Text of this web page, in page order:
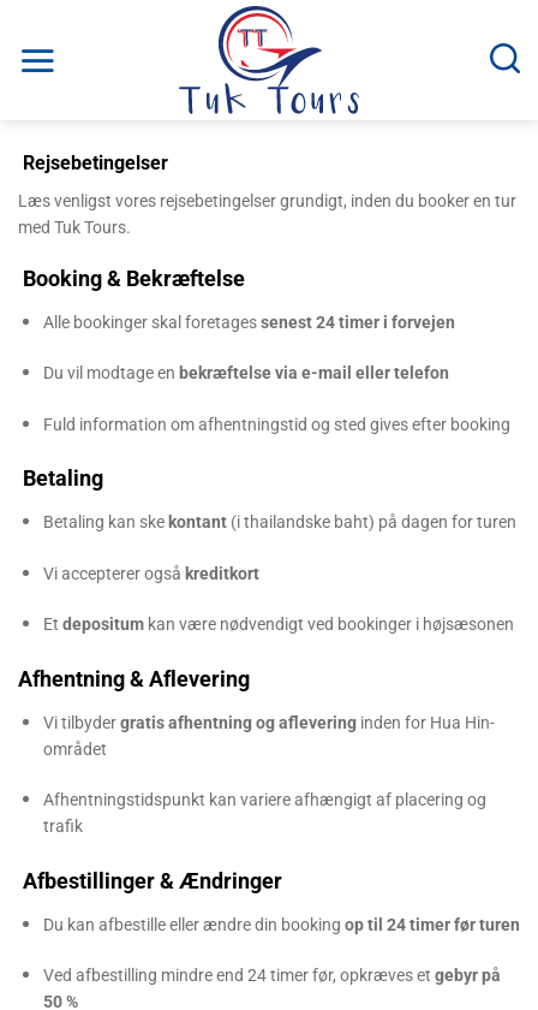
indhold
Rejsebetingelser
Læs venligst vores rejsebetingelser grundigt, inden du booker en tur
med Tuk Tours.
Booking & Bekræftelse
Alle bookinger skal foretagessenest 24 timer i forvejen
Du vil modtage en bekræftelse via e-mail eller telefon
Fuld information om afhentningstid og sted gives efter booking
Betaling
Betaling kan ske kontant(i thailandske baht) på dagen for turen
Vi accepterer også kreditkort
Et depositumkan være nødvendigt ved bookinger i højsæsonen
Afhentning & Aflevering
Vi tilbydergratis afhentning og afleveringinden for Hua Hin-
området
Afhentningstidspunkt kan variere afhængigt af placering og
trafik
Afbestillinger & Ændringer
Du kan afbestille eller ændre din booking op til 24 timer før turen
Ved afbestilling mindre end 24 timer før, opkræves et gebyr på
50 %